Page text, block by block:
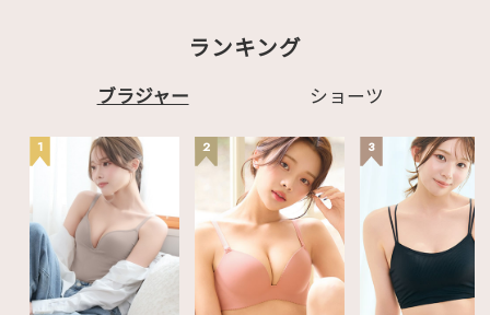
ランキング
ブラジャー ショーツ
1 2 3